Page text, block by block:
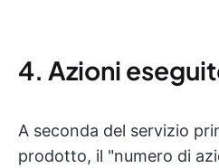
4. Azioni
A seconda del servizio
prodotto, il "numero di